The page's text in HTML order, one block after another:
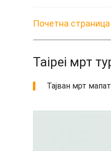
Почетна страница
Taipei мрт
Тајван мрт